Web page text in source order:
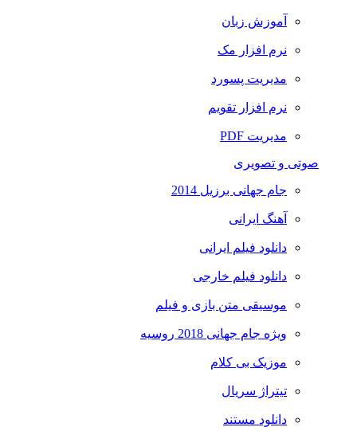
آموزش زبان
نرم افزار مک
مدیریت پسورد
نرم افزار تقویم
مدیریت PDF
صوتی و تصویری
جام جهانی برزیل 2014
آهنگ ایرانی
دانلود فیلم ایرانی
دانلود فیلم خارجی
موسیقی متن بازی و فیلم
ویژه جام جهانی 2018 روسیه
موزیک بی کلام
تیتراژ سریال
دانلود مستند